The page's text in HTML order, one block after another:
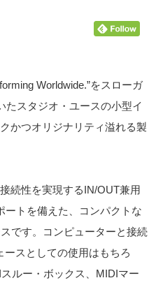
Worldwide.”をスローガ
たスタジオ・ユースの小型イ
かつオリジナリティ溢れる製
続性を実現するIN/OUT兼用
ートを備えた、コンパクトな
です。コンピューターと接続
ースとしての使用はもちろ
ルー・ボックス、MIDIマー